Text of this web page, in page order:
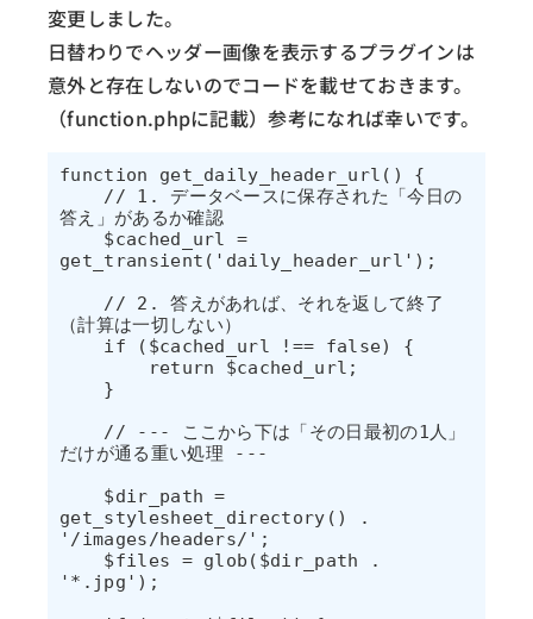
変更しました。
日替わりでヘッダー画像を表示するプラグインは
意外と存在しないのでコードを載せておきます。
（function.phpに記載）参考になれば幸いです。
function get_daily_header_url() {
答え」があるか確認
get_transient('daily_header_url');
（計算は一切しない）
だけが通る重い処理 ---
get_stylesheet_directory() .
'/images/headers/';
'*.jpg');